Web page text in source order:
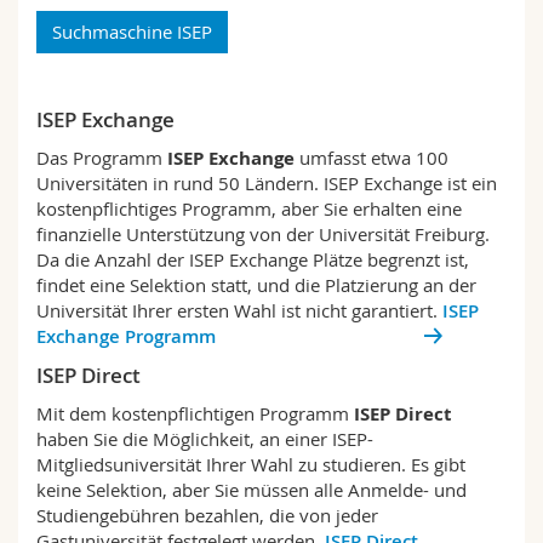
Math.-Nat. und Med. Fak.
Mitarbeitende
Webmail
MyUnifr
Suchmaschine ISEP
ISEP Exchange
Das Programm ISEP Exchange umfasst etwa 100
Universitäten in rund 50 Ländern. ISEP Exchange ist ein
kostenpflichtiges Programm, aber Sie erhalten eine
finanzielle Unterstützung von der Universität Freiburg.
Da die Anzahl der ISEP Exchange Plätze begrenzt ist,
findet eine Selektion statt, und die Platzierung an der
Universität Ihrer ersten Wahl ist nicht garantiert. ISEP
Exchange Programm
ISEP Direct
Mit dem kostenpflichtigen Programm ISEP Direct
haben Sie die Möglichkeit, an einer ISEP-
Mitgliedsuniversität Ihrer Wahl zu studieren. Es gibt
keine Selektion, aber Sie müssen alle Anmelde- und
Studiengebühren bezahlen, die von jeder